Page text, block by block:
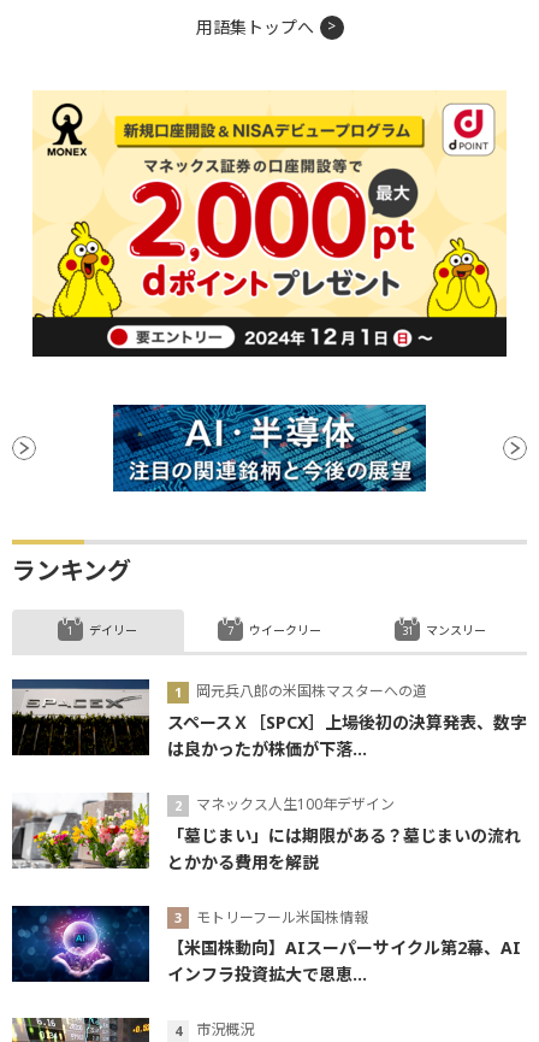
用語集トップへ
ランキング
デイリー
岡元兵八郎の米国株マスターへの道
スペースＸ［SPCX］上場後初の決算発表、数字
は良かったが株価が下落...
マネックス人生100年デザイン
「墓じまい」には期限がある？墓じまいの流れ
とかかる費用を解説
モトリーフール米国株情報
【米国株動向】AIスーパーサイクル第2幕、AI
インフラ投資拡大で恩恵...
市況概況
ウイークリー マンスリー